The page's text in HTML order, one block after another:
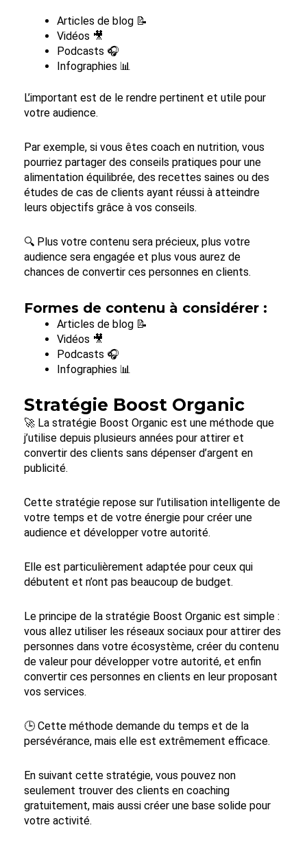
Articles de blog 📝
Vidéos 🎥
Podcasts 🎧
Infographies 📊
L’important est de le rendre pertinent et utile pour
votre audience.
Par exemple, si vous êtes coach en nutrition, vous
pourriez partager des conseils pratiques pour une
alimentation équilibrée, des recettes saines ou des
études de cas de clients ayant réussi à atteindre
leurs objectifs grâce à vos conseils.
🔍 Plus votre contenu sera précieux, plus votre
audience sera engagée et plus vous aurez de
chances de convertir ces personnes en clients.
Formes de contenu à considérer :
Articles de blog 📝
Vidéos 🎥
Podcasts 🎧
Infographies 📊
Stratégie Boost Organic
🚀 La stratégie Boost Organic est une méthode que
j’utilise depuis plusieurs années pour attirer et
convertir des clients sans dépenser d’argent en
publicité.
Cette stratégie repose sur l’utilisation intelligente de
votre temps et de votre énergie pour créer une
audience et développer votre autorité.
Elle est particulièrement adaptée pour ceux qui
débutent et n’ont pas beaucoup de budget.
Le principe de la stratégie Boost Organic est simple :
vous allez utiliser les réseaux sociaux pour attirer des
personnes dans votre écosystème, créer du contenu
de valeur pour développer votre autorité, et enfin
convertir ces personnes en clients en leur proposant
vos services.
🕒 Cette méthode demande du temps et de la
persévérance, mais elle est extrêmement efficace.
En suivant cette stratégie, vous pouvez non
seulement trouver des clients en coaching
gratuitement, mais aussi créer une base solide pour
votre activité.